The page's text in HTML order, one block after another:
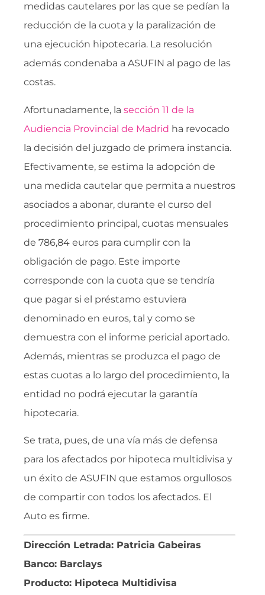
medidas cautelares por las que se pedían la
reducción de la cuota y la paralización de
una ejecución hipotecaria. La resolución
además condenaba a ASUFIN al pago de las
costas.
Afortunadamente, la sección 11 de la
Audiencia Provincial de Madrid ha revocado
la decisión del juzgado de primera instancia.
Efectivamente, se estima la adopción de
una medida cautelar que permita a nuestros
asociados a abonar, durante el curso del
procedimiento principal, cuotas mensuales
de 786,84 euros para cumplir con la
obligación de pago. Este importe
corresponde con la cuota que se tendría
que pagar si el préstamo estuviera
denominado en euros, tal y como se
demuestra con el informe pericial aportado.
Además, mientras se produzca el pago de
estas cuotas a lo largo del procedimiento, la
entidad no podrá ejecutar la garantía
hipotecaria.
Se trata, pues, de una vía más de defensa
para los afectados por hipoteca multidivisa y
un éxito de ASUFIN que estamos orgullosos
de compartir con todos los afectados. El
Auto es firme.
Dirección Letrada: Patricia Gabeiras
Banco: Barclays
Producto: Hipoteca Multidivisa